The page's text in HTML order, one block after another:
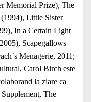
Memorial Prize), The
Little Sister
In a Certain Light
Scapegallows
Menagerie, 2011;
Carol Birch este
la ziare ca
The